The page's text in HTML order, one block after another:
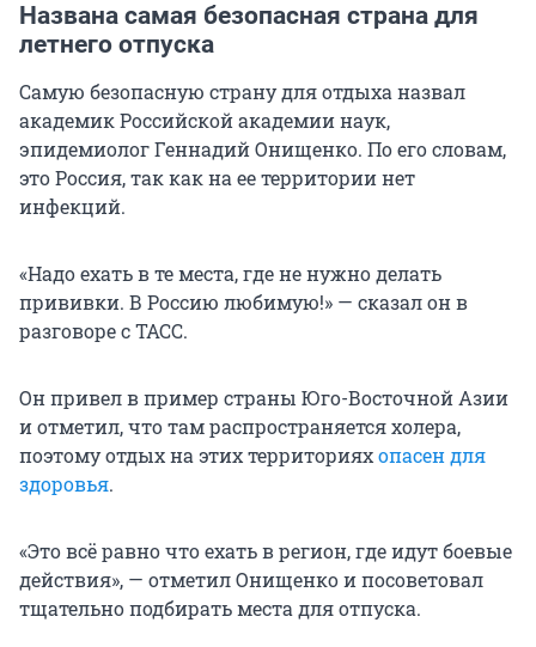
Названа самая безопасная страна для
летнего отпуска
Самую безопасную страну для отдыха назвал
академик Российской академии наук,
эпидемиолог Геннадий Онищенко. По его словам,
это Россия, так как на ее территории нет
инфекций.
«Надо ехать в те места, где не нужно делать
прививки. В Россию любимую!» — сказал он в
разговоре с ТАСС.
Он привел в пример страны Юго-Восточной Азии
и отметил, что там распространяется холера,
поэтому отдых на этих территорияхопасен для
здоровья.
«Это всё равно что ехать в регион, где идут боевые
действия», — отметил Онищенко и посоветовал
тщательно подбирать места для отпуска.